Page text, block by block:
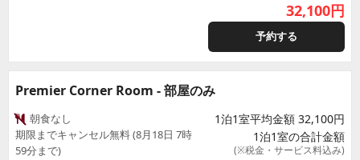
32,100円
予約する
Premier Corner Room - 部屋のみ
朝食なし
期限までキャンセル無料 (8月18日 7時
59分まで)
1泊1室平均金額 32,100円
1泊1室の合計金額
(※税金・サービス料込み)